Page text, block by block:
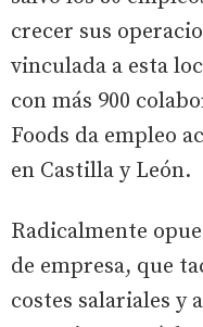
crecer sus
vinculada a esta
con más 900
Foods da empleo
en Castilla y León.
Radicalmente
de empresa, que
costes salariales y